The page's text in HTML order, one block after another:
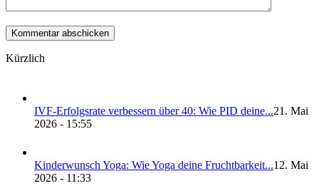
Kürzlich
IVF-Erfolgs­ra­te ver­bes­sern über 40: Wie PID dei­ne...21. Mai
2026 - 15:55
Kin­der­wunsch Yoga: Wie Yoga dei­ne Frucht­bar­keit...12. Mai
2026 - 11:33